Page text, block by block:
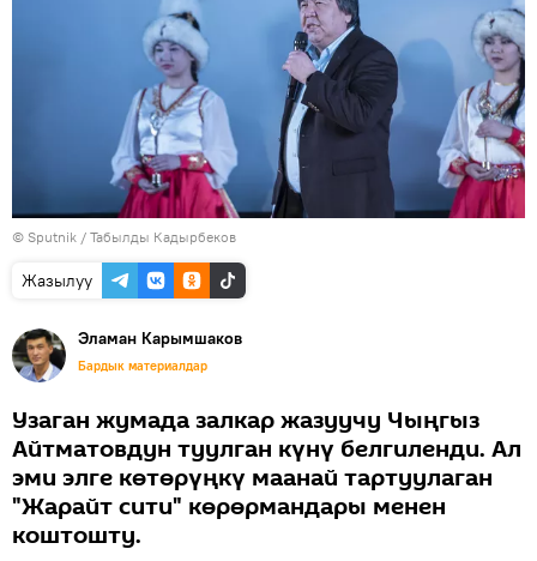
© Sputnik / Табылды Кадырбеков
Жазылуу
Эламан Карымшаков
Бардык материалдар
Узаган жумада залкар жазуучу Чыңгыз
Айтматовдун туулган күнү белгиленди. Ал
эми элге көтөрүңкү маанай тартуулаган
"Жарайт сити" көрөрмандары менен
коштошту.